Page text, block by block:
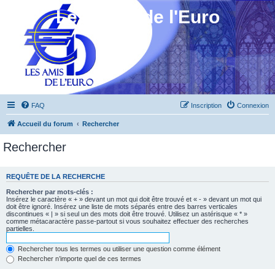
Les Amis de l'Euro
FAQ Connexion
Inscription
Accueil du forum Rechercher
Rechercher
REQUÊTE DE LA RECHERCHE
Rechercher par mots-clés :
Insérez le caractère « + » devant un mot qui doit être trouvé et « - » devant un mot qui
doit être ignoré. Insérez une liste de mots séparés entre des barres verticales
discontinues « | » si seul un des mots doit être trouvé. Utilisez un astérisque « * »
comme métacaractère passe-partout si vous souhaitez effectuer des recherches
partielles.
Rechercher tous les termes ou utiliser une question comme élément
Rechercher n’importe quel de ces termes